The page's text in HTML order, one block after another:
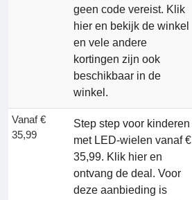
geen code vereist. Klik
hier en bekijk de winkel
en vele andere
kortingen zijn ook
beschikbaar in de
winkel.
Vanaf €
35,99
Step step voor kinderen
met LED-wielen vanaf €
35,99. Klik hier en
ontvang de deal. Voor
deze aanbieding is